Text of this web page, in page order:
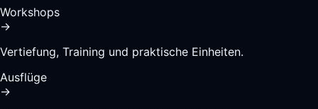
Workshops
→
Vertiefung, Training und praktische Einheiten.
Ausflüge
→